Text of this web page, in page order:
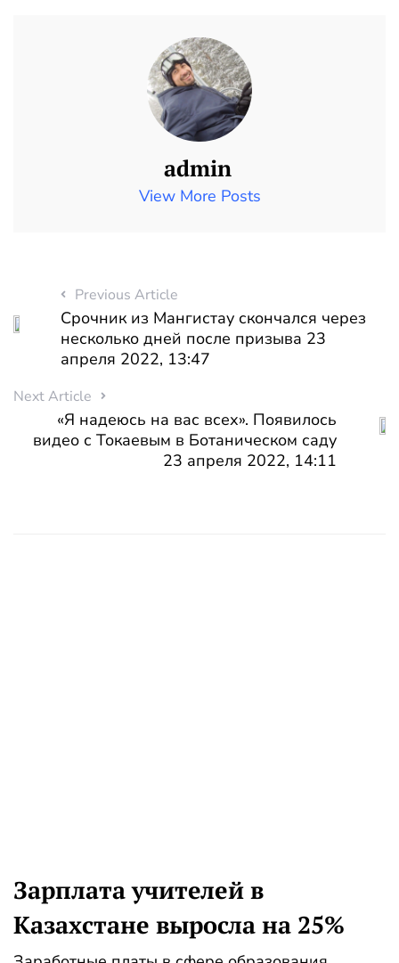
admin
View More Posts
Previous Article
Срочник из Мангистау скончался через
несколько дней после призыва 23
апреля 2022, 13:47
Next Article
«Я надеюсь на вас всех». Появилось
видео с Токаевым в Ботаническом саду
23 апреля 2022, 14:11
Зарплата учителей в
Казахстане выросла на 25%